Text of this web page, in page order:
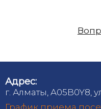
Адрес:
г. Алматы, A05B0Y8,
График приема